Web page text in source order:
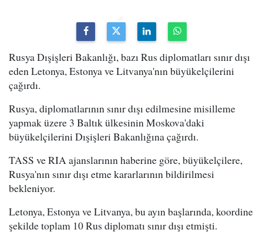
Rusya Dışişleri Bakanlığı, bazı Rus diplomatları sınır dışı
eden Letonya, Estonya ve Litvanya'nın büyükelçilerini
çağırdı.
Rusya, diplomatlarının sınır dışı edilmesine misilleme
yapmak üzere 3 Baltık ülkesinin Moskova'daki
büyükelçilerini Dışişleri Bakanlığına çağırdı.
TASS ve RIA ajanslarının haberine göre, büyükelçilere,
Rusya'nın sınır dışı etme kararlarının bildirilmesi
bekleniyor.
Letonya, Estonya ve Litvanya, bu ayın başlarında, koordine
şekilde toplam 10 Rus diplomatı sınır dışı etmişti.